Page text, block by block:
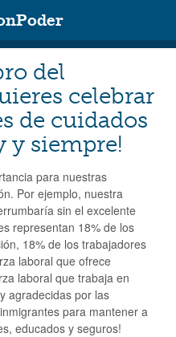
del
celebrar
de cuidados
y siempre!
para nuestras
Por ejemplo, nuestra
sin el excelente
representan 18% de los
18% de los trabajadores
laboral que ofrece
laboral que trabaja en
agradecidas por las
para mantener a
educados y seguros!